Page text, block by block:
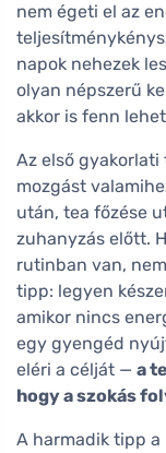
nem égeti el az
napok nehezek
olyan népszerű
akkor is fenn
Az első
mozgást
után, tea főzése
zuhanyzás előtt.
rutinban van,
tipp: legyen
amikor nincs
egy gyengéd
eléri a célját — a
hogy a szokás
A harmadik tipp a